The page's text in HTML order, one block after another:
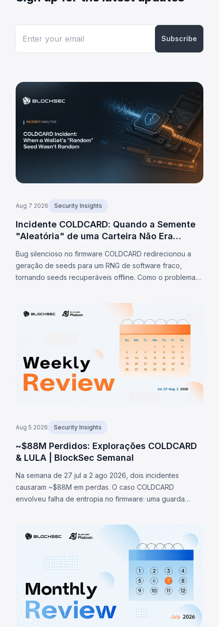
Subscribe
Aug 7 2026 Security Insights
Incidente COLDCARD: Quando a Semente
"Aleatória" de uma Carteira Não Era
Bug silencioso no firmware COLDCARD redirecionou a
geração de seeds para um RNG de software fraco,
tornando seeds recuperáveis offline. Como o problema
até 7/ago/2026.
Aug 5 2026 Security Insights
~$88M Perdidos: Explorações COLDCARD
& LULA | BlockSec Semanal
Na semana de 27 jul a 2 ago 2026, dois incidentes
causaram ~$88M em perdas. O caso COLDCARD
envolveu falha de entropia no firmware: uma guarda
determinístico, permitindo recuperar seeds e roubar
~1.370 BTC (~$88M). O token LULA na BNB Chain perdeu
~$578K por falha lógica que permitia acionar `recycle()`,
drenando liquidez da PancakeSwap V2.